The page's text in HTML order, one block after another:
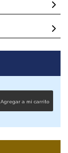
Agregar a mi carrito